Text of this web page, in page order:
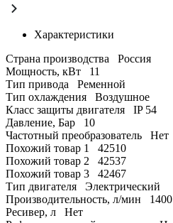
Характеристики
Страна производства
Россия
Мощность, кВт
11
Тип привода
Ременной
Тип охлаждения
Воздушное
Класс защиты двигателя
IP 54
Давление, Бар
10
Частотный преобразователь
Нет
Похожий товар 1
42510
Похожий товар 2
42537
Похожий товар 3
42467
Тип двигателя
Электрический
Производительность, л/мин
1400
Ресивер, л
Нет